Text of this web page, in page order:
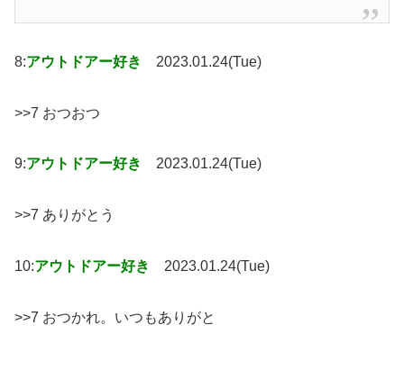
8:アウトドアー好き 2023.01.24(Tue)
>>7 おつおつ
9:アウトドアー好き 2023.01.24(Tue)
>>7 ありがとう
10:アウトドアー好き 2023.01.24(Tue)
>>7 おつかれ。いつもありがと